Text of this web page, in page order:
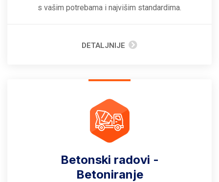
s vašim potrebama i najvišim standardima.
DETALJNIJE
Betonski radovi -
Betoniranje